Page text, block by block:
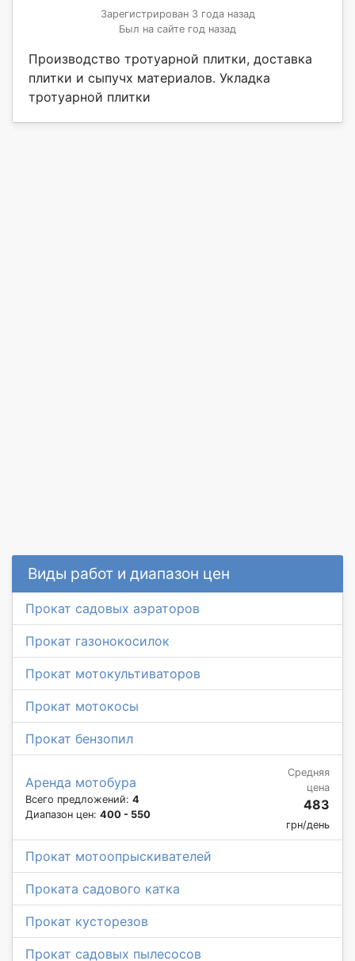
Виды работ и диапазон цен
Прокат садовых аэраторов
Прокат газонокосилок
Прокат мотокультиваторов
Прокат мотокосы
Прокат бензопил
Аренда мотобура
Всего предложений: 4
Диапазон цен: 400 - 550
Средняя
цена
483
грн/день
Прокат мотоопрыскивателей
Проката садового катка
Прокат кусторезов
Прокат садовых пылесосов
Зарегистрирован 3 года назад
Был на сайте год назад
Производство тротуарной плитки, доставка
плитки и сыпучх материалов. Укладка
тротуарной плитки